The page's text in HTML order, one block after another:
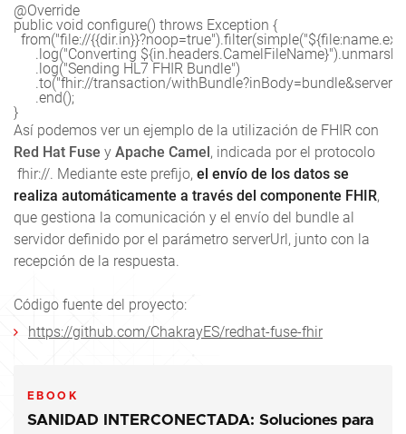
@Override
public void configure() throws Exception {
from("file://
.log("Converting
      .log("Sending HL7 FHIR Bundle")
.to("fhir://transaction/
      .end();
}
Así podemos ver un ejemplo de la utilización de FHIR con
Red Hat Fuse y Apache Camel, indicada por el protocolo
fhir://. Mediante este prefijo, el envío de los datos se
realiza automáticamente a través del componente FHIR,
que gestiona la comunicación y el envío del bundle al
servidor definido por el parámetro serverUrl, junto con la
recepción de la respuesta.
Código fuente del proyecto:
https://github.com/ChakrayES/redhat-fuse-fhir
EBOOK
SANIDAD INTERCONECTADA: Soluciones para